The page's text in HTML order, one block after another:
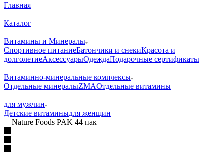
Главная
—
Каталог
—
Витамины и Минералы
Спортивное питаниеБатончики и снекиКрасота и
долголетиеАксессуарыОдеждаПодарочные сертификаты
—
Витаминно-минеральные комплексы
Отдельные минералыZMAОтдельные витамины
—
для мужчин
Детские витаминыдля женщин
—Nature Foods PAK 44 пак